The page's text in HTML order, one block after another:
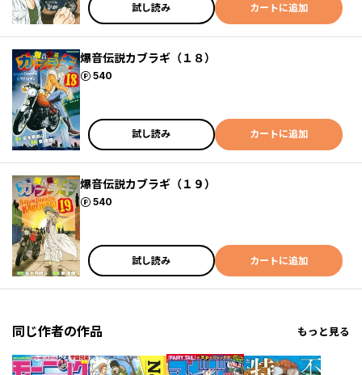
試し読み カートに追加
爆音伝説カブラギ（１８）
540
ポイント
試し読み カートに追加
爆音伝説カブラギ（１９）
540
ポイント
試し読み カートに追加
同じ作者の作品 もっと見る